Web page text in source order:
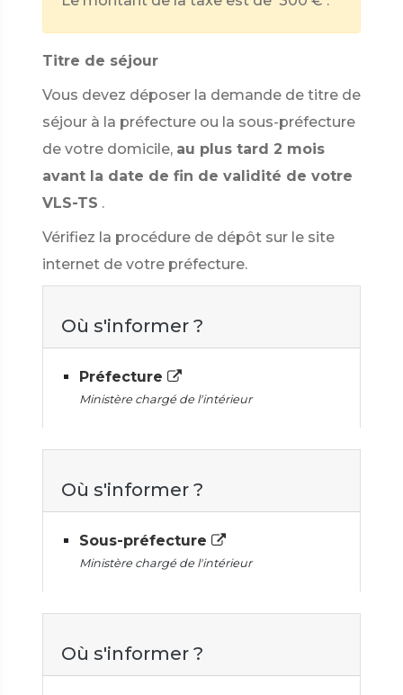
Titre de séjour
Vous devez déposer la demande de titre de
séjour à la préfecture ou la sous-préfecture
de votre domicile, au plus tard 2 mois
avant la date de fin de validité de votre
VLS-TS .
Vérifiez la procédure de dépôt sur le site
internet de votre préfecture.
Où s'informer ?
Préfecture
Ministère chargé de l'intérieur
Où s'informer ?
Sous-préfecture
Ministère chargé de l'intérieur
Où s'informer ?